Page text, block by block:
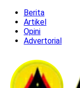
Berita
Artikel
Opini
Advertorial